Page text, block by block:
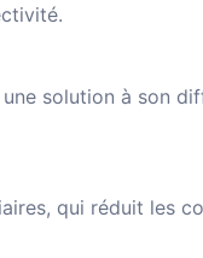
solution à son
qui réduit les